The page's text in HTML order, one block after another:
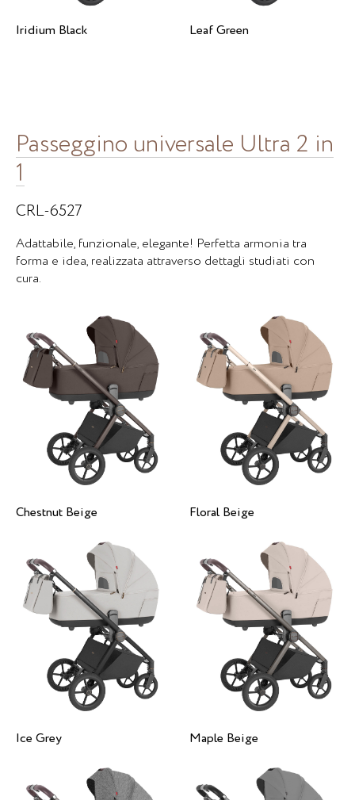
Iridium Black Leaf Green
Passeggino universale Ultra 2 in
1
CRL-6527
Adattabile, funzionale, elegante! Perfetta armonia tra
forma e idea, realizzata attraverso dettagli studiati con
cura.
Chestnut Beige Floral Beige
Ice Grey Maple Beige